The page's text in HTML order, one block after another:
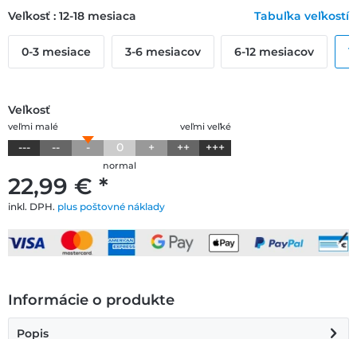
22,99 € *
inkl. DPH. plus poštovné náklady
Veľkosť : 12-18 mesiaca Tabuľka veľkostí
0-3 mesiace 3-6 mesiacov 6-12 mesiacov
Veľkosť
veľmi veľké
veľmi malé
--- -- - 0 + ++ +++
normal
Informácie o produkte
Popis